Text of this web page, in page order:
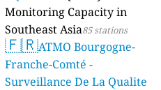
Monitoring Capacity in
Southeast Asia85 stations
🇫🇷ATMO Bourgogne-
Franche-Comté -
Surveillance De La Qualite